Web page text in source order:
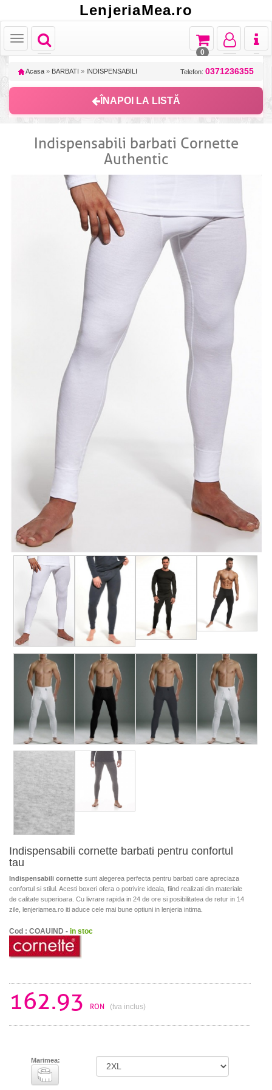
LenjeriaMea.ro
Toggle
navigation
Toggle
Toggle
navigation
Toggle
navigation
Toggle
navigation
0
Acasa » BARBATI » INDISPENSABILI Telefon: 0371236355
ÎNAPOI LA LISTĂ
Indispensabili barbati Cornette
Authentic
Indispensabili cornette barbati pentru confortul
tau
Indispensabili cornette sunt alegerea perfecta pentru barbati care apreciaza
confortul si stilul. Acesti boxeri ofera o potrivire ideala, fiind realizati din materiale
de calitate superioara. Cu livrare rapida in 24 de ore si posibilitatea de retur in 14
zile, lenjeriamea.ro iti aduce cele mai bune optiuni in lenjeria intima.
Cod : COAUIND - in stoc
162.93 RON (tva inclus)
Marimea: